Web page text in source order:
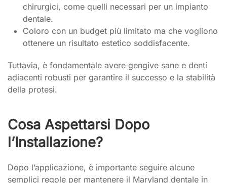
chirurgici, come quelli necessari per un impianto
dentale.
Coloro con un budget più limitato ma che vogliono
ottenere un risultato estetico soddisfacente.
Tuttavia, è fondamentale avere gengive sane e denti
adiacenti robusti per garantire il successo e la stabilità
della protesi.
Cosa Aspettarsi Dopo
l’Installazione?
Dopo l’applicazione, è importante seguire alcune
semplici regole per mantenere il Maryland dentale in